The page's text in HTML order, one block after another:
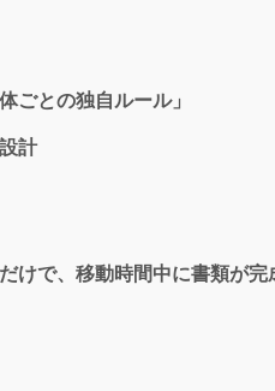
ごとの独自ルール」
計
けで、移動時間中に書類が完